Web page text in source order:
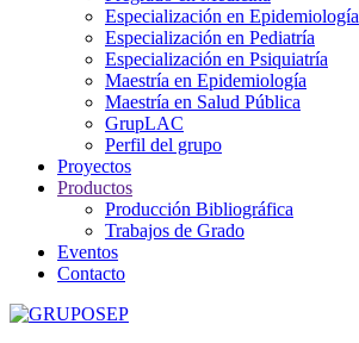
Especialización en Epidemiología
Especialización en Pediatría
Especialización en Psiquiatría
Maestría en Epidemiología
Maestría en Salud Pública
GrupLAC
Perfil del grupo
Proyectos
Productos
Producción Bibliográfica
Trabajos de Grado
Eventos
Contacto